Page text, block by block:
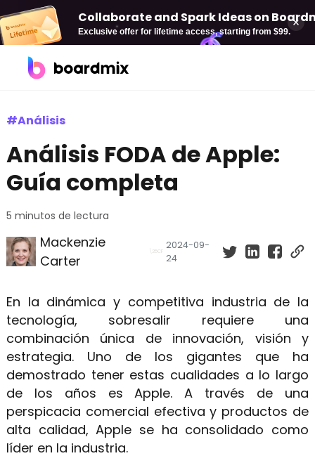
Collaborate and Spark Ideas on
Exclusive offer for lifetime access, starting from $99.
Por caso de uso
Pizarra online
Diagramación
Plan estratégica
Gestión de proyectos
Desarrollo de producto
Boardmix AI
AI Mind Map
AI PPT
Get 80% OFF
Recursos
Blog
Plantillas
#Análisis
Análisis FODA de Apple:
Guía completa
5 minutos de lectura
Mackenzie
Carter
2024-09-
24
En la dinámica y competitiva industria de la
tecnología, sobresalir requiere una
combinación única de innovación, visión y
estrategia. Uno de los gigantes que ha
demostrado tener estas cualidades a lo largo
de los años es Apple. A través de una
perspicacia comercial efectiva y productos de
alta calidad, Apple se ha consolidado como
líder en la industria.